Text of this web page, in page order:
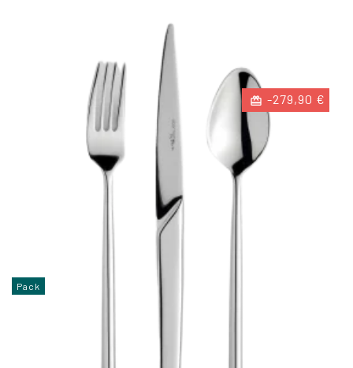
-279,90 €
Pack